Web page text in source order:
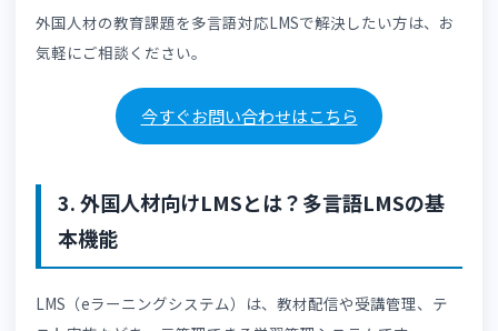
け個別フォローも必要になるでしょう。
作業は大きな負担となります。
れているのです。
また、外国人材向けのeラーニングにおいても、不正受講・
はの課題については👉 「外国人労働者特有の課題と対応ポ